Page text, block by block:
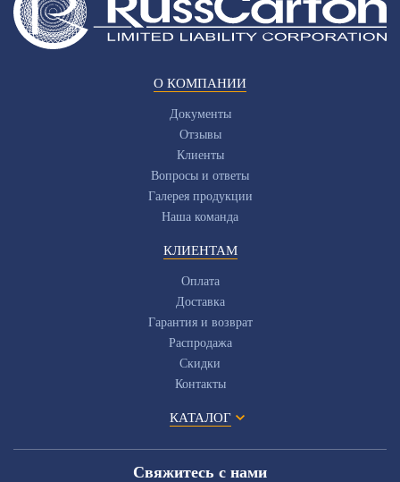
О КОМПАНИИ
Документы
Отзывы
Клиенты
Вопросы и ответы
Галерея продукции
Наша команда
КЛИЕНТАМ
Оплата
Доставка
Гарантия и возврат
Распродажа
Скидки
Контакты
КАТАЛОГ
Свяжитесь с нами